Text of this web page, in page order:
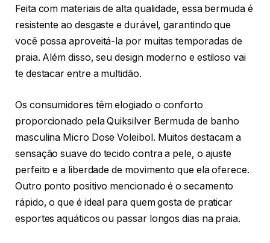
Feita com materiais de alta qualidade, essa bermuda é
resistente ao desgaste e durável, garantindo que
você possa aproveitá-la por muitas temporadas de
praia. Além disso, seu design moderno e estiloso vai
te destacar entre a multidão.
Os consumidores têm elogiado o conforto
proporcionado pela Quiksilver Bermuda de banho
masculina Micro Dose Voleibol. Muitos destacam a
sensação suave do tecido contra a pele, o ajuste
perfeito e a liberdade de movimento que ela oferece.
Outro ponto positivo mencionado é o secamento
rápido, o que é ideal para quem gosta de praticar
esportes aquáticos ou passar longos dias na praia.